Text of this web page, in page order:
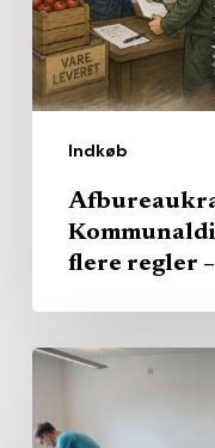
Indkøb
–
ikke
færre
flere regler
Regionsklinikkerne
Midtjylland